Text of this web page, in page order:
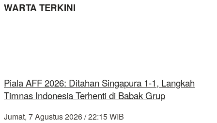
WARTA TERKINI
Piala AFF 2026: Ditahan Singapura 1-1, Langkah
Timnas Indonesia Terhenti di Babak Grup
Jumat, 7 Agustus 2026 / 22:15 WIB